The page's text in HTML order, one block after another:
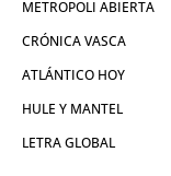
METROPOLI ABIERTA
CRÓNICA VASCA
ATLÁNTICO HOY
HULE Y MANTEL
LETRA GLOBAL